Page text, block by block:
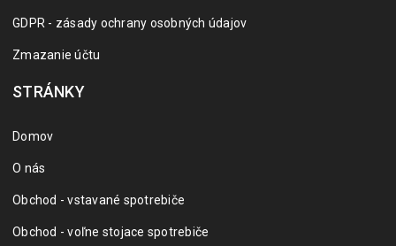
GDPR - zásady ochrany osobných údajov
Zmazanie účtu
STRÁNKY
Domov
O nás
Obchod - vstavané spotrebiče
Obchod - voľne stojace spotrebiče